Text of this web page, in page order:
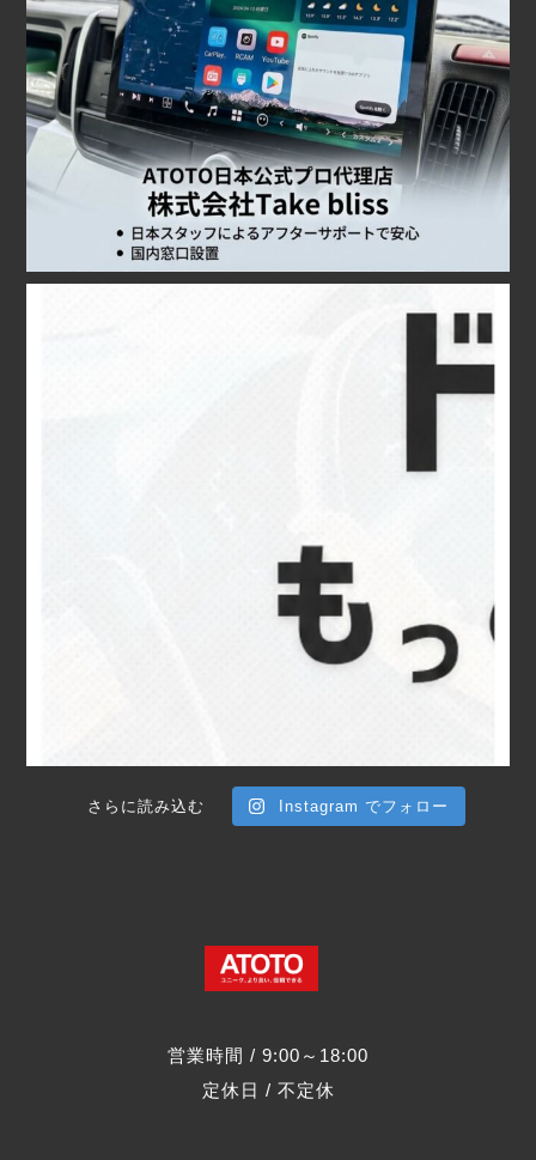
営業時間 / 9:00～18:00
定休日 / 不定休
さらに読み込む Instagram でフォロー